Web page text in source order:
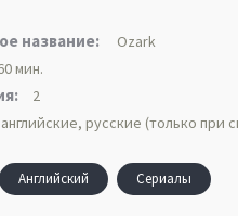
название: Ozark
мин.
2
английские, русские (только при
Английский Сериалы